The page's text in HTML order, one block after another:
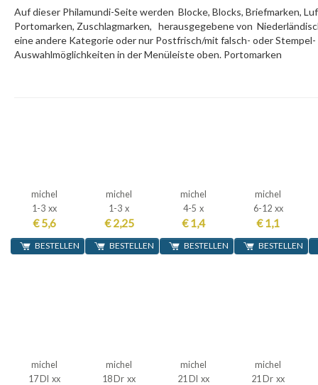
Auf dieser Philamundi-Seite werden Blocke, Blocks, Briefmarken,
Portomarken, Zuschlagmarken, herausgegebene von
eine andere Kategorie oder nur Postfrisch/mit falsch- oder
Auswahlmöglichkeiten in der Menüleiste oben. Portomarken
michel
1-3 xx
€ 5,6
BESTELLEN
michel
1-3 x
€ 2,25
BESTELLEN
michel
4-5 x
€ 1,4
BESTELLEN
michel
6-12 xx
€ 1,1
BESTELLEN
michel
17 Dl xx
michel
18 Dr xx
michel
21 Dl xx
michel
21 Dr xx